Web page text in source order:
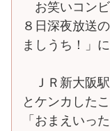
お笑いコン
８日深夜放送
ましうち！」に
ＪＲ新大阪駅
とケンカした
「おまえいっ